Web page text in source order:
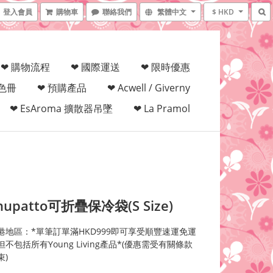
登入會員 購物車 聯絡我們 繁體中文 $ HKD
❤ 購物流程 ❤ 國際運送
❤ 限時優惠
冊
❤ 預購產品
❤ Acwell / Giverny
❤ EsAroma 擴散器吊墜
❤ La Pramol
可折疊保冷袋(S Size)
地區：*單筆訂單滿HKD999即可享受順豐速運免運
不包括所有Young Living產品*(優惠需受有關條款
)